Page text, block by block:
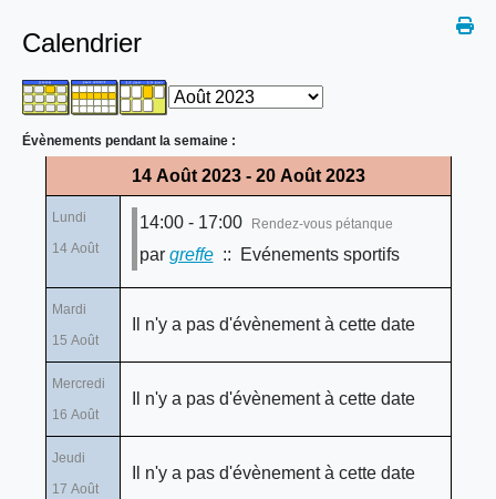
Calendrier
Évènements pendant la semaine :
14 Août 2023 - 20 Août 2023
Lundi
14 Août
14:00 - 17:00 Rendez-vous pétanque
par greffe:: Evénements sportifs
Mardi
15 Août
Il n'y a pas d'évènement à cette date
Mercredi
16 Août
Il n'y a pas d'évènement à cette date
Jeudi
17 Août
Il n'y a pas d'évènement à cette date